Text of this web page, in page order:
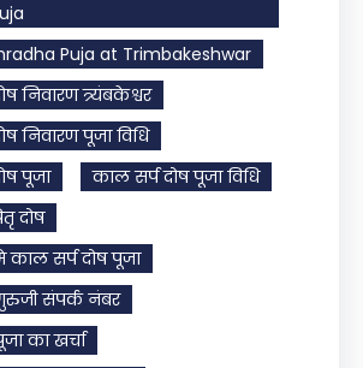
Puja at Trimbakeshwar
निवारण त्र्यंबकेश्वर
निवारण पूजा विधि
पूजा
काल सर्प दोष पूजा विधि
दोष
काल सर्प दोष पूजा
संपर्क नंबर
का खर्चा